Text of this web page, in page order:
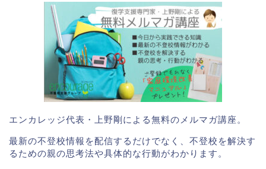
エンカレッジ代表・上野剛による無料のメルマガ講座。
最新の不登校情報を配信するだけでなく、不登校を解決す
るための親の思考法や具体的な行動がわかります。